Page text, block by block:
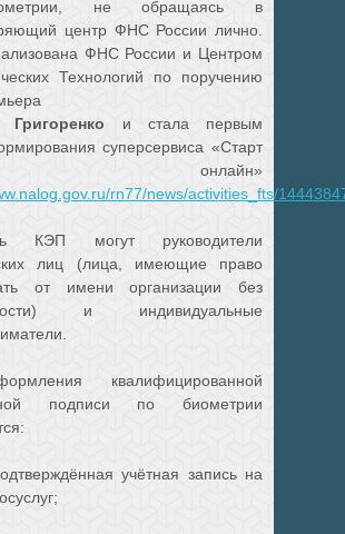
не обращаясь в
центр ФНС России лично.
ФНС России и Центром
Технологий по поручению
и стала первым
суперсервиса «Старт
онлайн»
rn77/news/activities_fts/
КЭП могут руководители
лиц (лица, имеющие право
от имени организации без
и индивидуальные
квалифицированной
подписи по биометрии
учётная запись на